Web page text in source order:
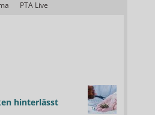
PTA Live
hinterlässt